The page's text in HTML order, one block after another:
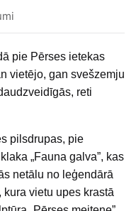
pie Pērses ietekas
vietējo, gan svešzemju
reti
pilsdrupas, pie
„Fauna galva”, kas
netālu no leģendārā
vietu upes krastā